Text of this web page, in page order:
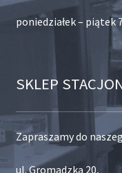
poniedziałek – piątek
SKLEP
Zapraszamy do
ul. Gromadzka 20,